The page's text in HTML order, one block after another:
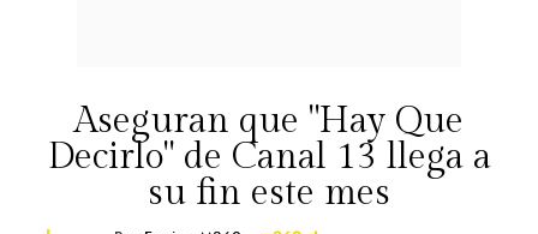
Aseguran que "Hay Que
Decirlo" de Canal 13 llega a
su fin este mes